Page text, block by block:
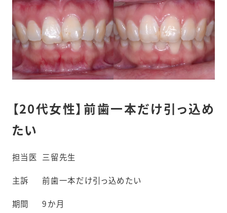
【20代女性】前歯一本だけ引っ込め
たい
担当医 三留先生
主訴 前歯一本だけ引っ込めたい
期間 9か月